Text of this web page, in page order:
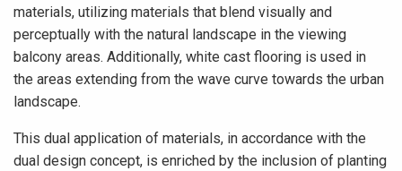
materials, utilizing materials that blend visually and
perceptually with the natural landscape in the viewing
balcony areas. Additionally, white cast flooring is used in
the areas extending from the wave curve towards the urban
landscape.
This dual application of materials, in accordance with the
dual design concept, is enriched by the inclusion of planting